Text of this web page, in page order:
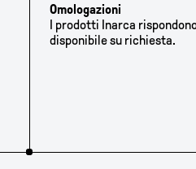
Omologazioni
I prodotti Inarca
disponibile su richiesta.